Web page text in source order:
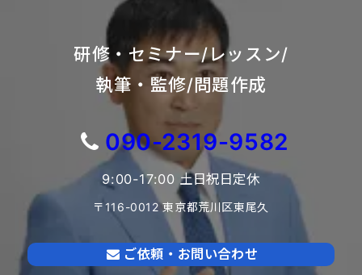
研修・セミナー/レッスン/
執筆・監修/問題作成
090-2319-9582
9:00-17:00 土日祝日定休
〒116-0012 東京都荒川区東尾久
ご依頼・お問い合わせ